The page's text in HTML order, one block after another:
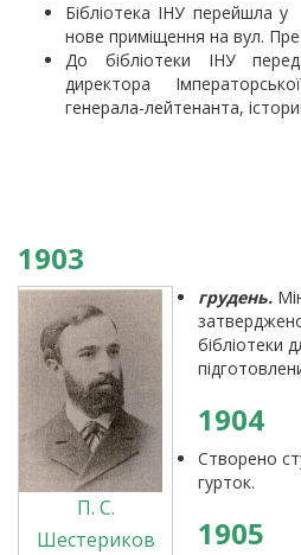
Бібліотека ІНУ перейшла у
нове приміщення на вул.
До бібліотеки ІНУ
директора
генерала-лейтенанта,
1903
П. С.
Шестериков
грудень.
бібліотеки
1904
Створено
гурток.
1905